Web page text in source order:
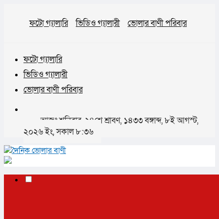
ফটো গ্যালারি ভিডিও গ্যালারী ভোলার বাণী পরিবার
ফটো গ্যালারি
ভিডিও গ্যালারী
ভোলার বাণী পরিবার
আজঃ শনিবার, ২৪শে শ্রাবণ, ১৪৩৩ বঙ্গাব্দ, ৮ই আগস্ট,
২০২৬ ইং, সকাল ৮:৩৬
✕